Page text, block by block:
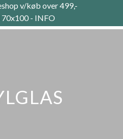
v/køb over 499,-
- INFO